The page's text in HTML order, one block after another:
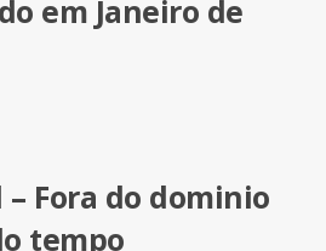
em Janeiro de
Fora do dominio
tempo